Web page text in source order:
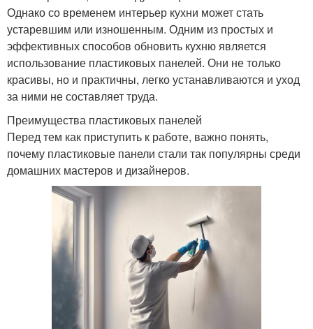
Однако со временем интерьер кухни может стать
устаревшим или изношенным. Одним из простых и
эффективных способов обновить кухню является
использование пластиковых панелей. Они не только
красивы, но и практичны, легко устанавливаются и уход
за ними не составляет труда.
Преимущества пластиковых панелей
Перед тем как приступить к работе, важно понять,
почему пластиковые панели стали так популярны среди
домашних мастеров и дизайнеров.